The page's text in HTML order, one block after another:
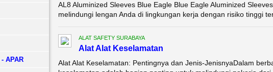
APAR
AL8 Aluminized Sleeves Blue Eagle Blue Eagle Aluminized
melindungi lengan Anda di lingkungan kerja dengan risiko tinggi
ALAT SAFETY SURABAYA
Alat Alat Keselamatan
Alat Alat Keselamatan: Pentingnya dan Jenis-JenisnyaDalam